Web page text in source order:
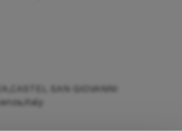
SAN GIOVANNI